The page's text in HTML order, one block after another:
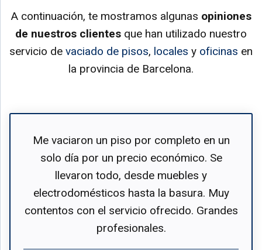
A continuación, te mostramos algunas opiniones
de nuestros clientes que han utilizado nuestro
servicio de vaciado de pisos, locales y oficinas en
la provincia de Barcelona.
Me vaciaron un piso por completo en un
solo día por un precio económico. Se
llevaron todo, desde muebles y
electrodomésticos hasta la basura. Muy
contentos con el servicio ofrecido. Grandes
profesionales.